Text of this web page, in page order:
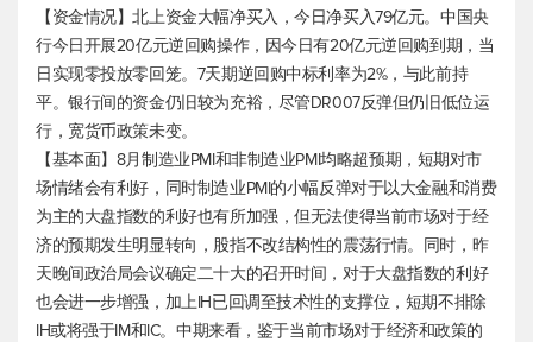
【资金情况】北上资金大幅净买入，今日净买入79亿元。中国央
行今日开展20亿元逆回购操作，因今日有20亿元逆回购到期，当
日实现零投放零回笼。7天期逆回购中标利率为2%，与此前持
平。银行间的资金仍旧较为充裕，尽管DR007反弹但仍旧低位运
行，宽货币政策未变。
【基本面】8月制造业PMI和非制造业PMI均略超预期，短期对市
场情绪会有利好，同时制造业PMI的小幅反弹对于以大金融和消费
为主的大盘指数的利好也有所加强，但无法使得当前市场对于经
济的预期发生明显转向，股指不改结构性的震荡行情。同时，昨
天晚间政治局会议确定二十大的召开时间，对于大盘指数的利好
也会进一步增强，加上IH已回调至技术性的支撑位，短期不排除
IH或将强于IM和IC。中期来看，鉴于当前市场对于经济和政策的